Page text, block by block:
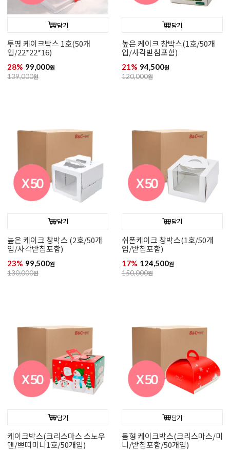
담기
투명 케이크박스 1호(50개
입/22*22*16)
28% 99,000원
139,000원
담기
높은 케이크 창박스(1호/50개
입/사각받침포함)
21% 94,500원
120,000원
담기
높은 케이크 창박스 (2호/50개
입/사각받침포함)
23% 99,500원
130,000원
담기
쉬폰케이크 창박스(1호/50개
입/받침포함)
17% 124,500원
150,000원
담기
케이크박스(크리스마스 스노우
맨/쁘띠미니1호/50개입)
담기
돔형 케이크박스(크리스마스/미
니/받침포함/50개입)